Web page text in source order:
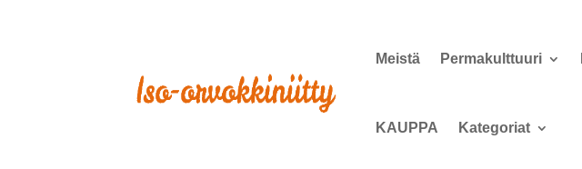
Meistä Permakulttuuri
KAUPPA Kategoriat